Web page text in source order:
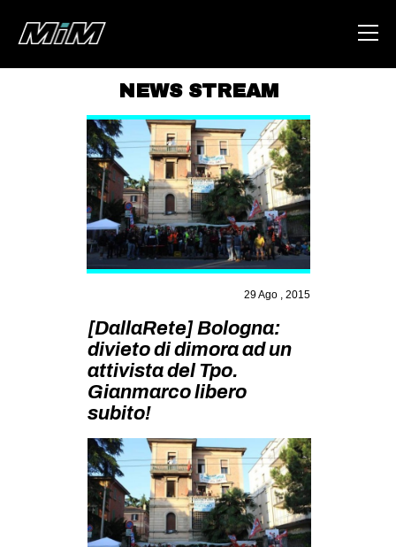
ABOUT
AREA
DEGENERAZIONE
GAZA FREESTYLE
STUDENTI TSUNAMI
ZAM
MOBILITAZIONI
SPAZI
SPORT POPOLARE
MOVIMENTI
NEWS STREAM
29 Ago , 2015
[DallaRete] Bologna:
divieto di dimora ad un
attivista del Tpo.
Gianmarco libero
subito!